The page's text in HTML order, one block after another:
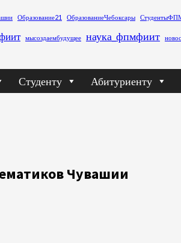
Образование21 ОбразованиеЧебоксары
мысоздаембудущее наука_фпмфиит
Студенту Абитуриенту
Чувашии